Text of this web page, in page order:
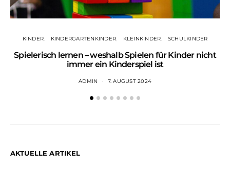
KINDER KINDERGARTENKINDER KLEINKINDER SCHULKINDER
Spielerisch lernen – weshalb Spielen für Kinder nicht
immer ein Kinderspiel ist
ADMIN 7. AUGUST 2024
AKTUELLE ARTIKEL